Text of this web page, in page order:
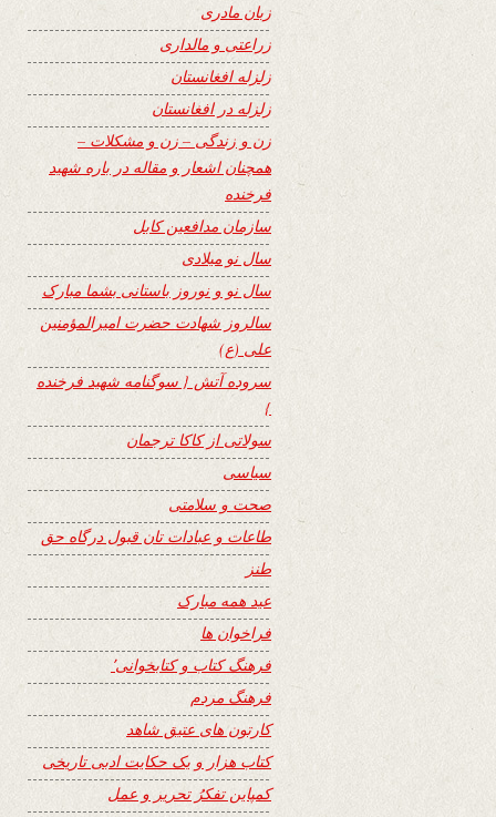
زبان مادری
زراعتی و مالداری
زلزله افغانستان
زلزله در افغانستان
زن و زندگی – زن و مشکلات –
همچنان اشعار و مقاله در باره شهید
فرخنده
سازمان مدافعین کابل
سال نو میلادی
سال نو و نوروز باستانی بشما مبارک
سالروز شهادت حضرت امیرالمؤمنین
علی (ع)
سروده آتش { سوگنامه شهید فرخنده
}
سولاتی از کاکا ترجمان
سیاسی
صحت و سلامتی
طاعات و عبادات تان قبول درگاه حق
طنز
عید همه مبارک
فراخوان ها
فرهنگ کتاب و کتابخوانی٬
فرهنگ مردم
کارتون های عتیق شاهد
کتاب هزار و یک حکایت ادبی تاریخی
کمپاین تفکرُ تحریر و عمل